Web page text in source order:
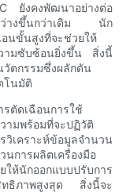
ยังคงพัฒนาอย่างต่อ
สว่างขึ้นกว่าเดิม นัก
อนขั้นสูงที่จะช่วยให้
ามซับซ้อนยิ่งขึ้น สิ่งนี้
วัตกรรมซึ่งผลักดัน
โนมัติ
รตัดเฉือนการใช้
ามพร้อมที่จะปฏิวัติ
คราะห์ข้อมูลจำนวน
นการผลิตเครื่องมือ
ห้นักออกแบบปรับการ
ทธิภาพสูงสุด สิ่งนี้จะ